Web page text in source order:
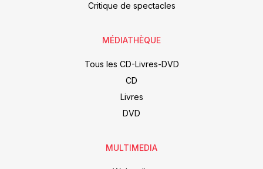
Critique de spectacles
MÉDIATHÈQUE
Tous les CD-Livres-DVD
CD
Livres
DVD
MULTIMEDIA